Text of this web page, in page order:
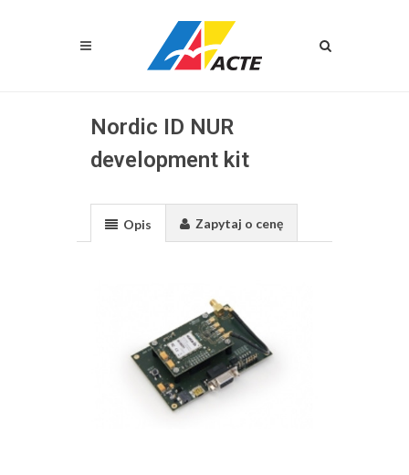
Nordic ID NUR
development kit
Opis Zapytaj o cenę